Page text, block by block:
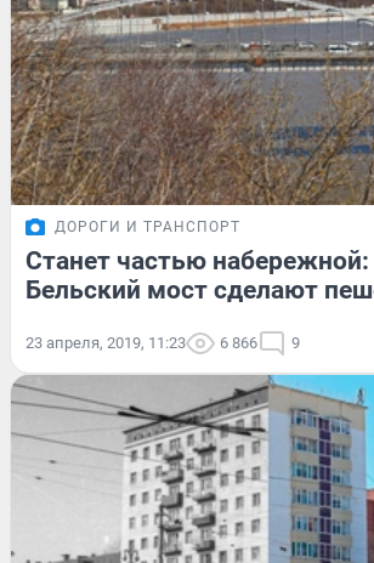
ДОРОГИ И ТРАНСПОРТ
Станет частью
Бельский мост сделают
23 апреля, 2019, 11:23 6 866 9